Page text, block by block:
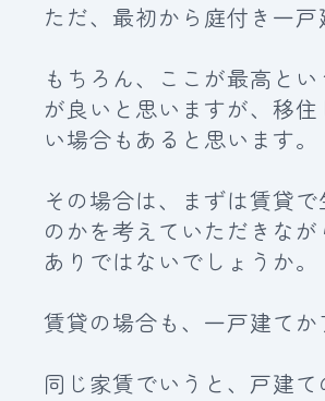
ただ、最初から庭付き一
もちろん、ここが最高と
が良いと思いますが、移
い場合もあると思います。
その場合は、まずは賃貸
のかを考えていただきな
ありではないでしょうか。
賃貸の場合も、一戸建て
同じ家賃でいうと、戸建